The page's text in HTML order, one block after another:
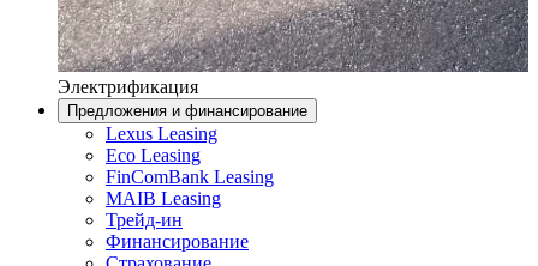
Электрификация
Предложения и финансирование
Lexus Leasing
Eco Leasing
FinComBank Leasing
MAIB Leasing
Трейд-ин
Финансирование